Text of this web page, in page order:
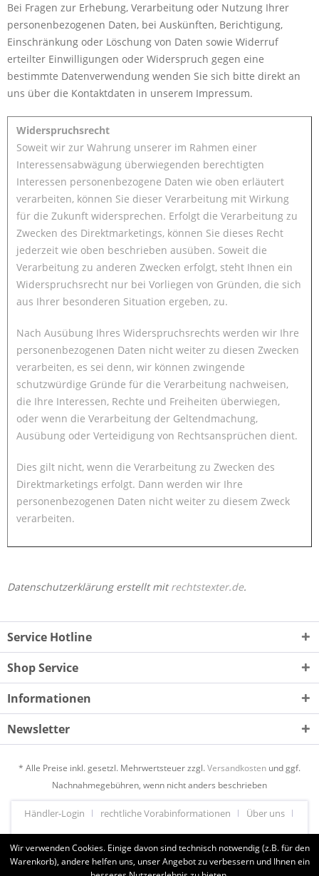
Bei Fragen zur Erhebung, Verarbeitung oder Nutzung Ihrer
personenbezogenen Daten, bei Auskünften, Berichtigung,
Einschränkung oder Löschung von Daten sowie Widerruf
erteilter Einwilligungen oder Widerspruch gegen eine
bestimmte Datenverwendung wenden Sie sich bitte direkt an
uns über die Kontaktdaten in unserem Impressum.
Widerspruchsrecht
Soweit wir zur Wahrung unserer im Rahmen einer
Interessensabwägung überwiegenden berechtigten
Interessen personenbezogene Daten wie oben erläutert
verarbeiten, können Sie dieser Verarbeitung mit Wirkung
für die Zukunft widersprechen. Erfolgt die Verarbeitung zu
Zwecken des Direktmarketings, können Sie dieses Recht
jederzeit wie oben beschrieben ausüben. Soweit die
Verarbeitung zu anderen Zwecken erfolgt, steht Ihnen ein
Widerspruchsrecht nur bei Vorliegen von Gründen, die sich
aus Ihrer besonderen Situation ergeben, zu.
Nach Ausübung Ihres Widerspruchsrechts werden wir Ihre
personenbezogenen Daten nicht weiter zu diesen Zwecken
verarbeiten, es sei denn, wir können zwingende
schutzwürdige Gründe für die Verarbeitung nachweisen,
die Ihre Interessen, Rechte und Freiheiten überwiegen,
oder wenn die Verarbeitung der Geltendmachung,
Ausübung oder Verteidigung von Rechtsansprüchen dient.
Dies gilt nicht, wenn die Verarbeitung zu Zwecken des
Direktmarketings erfolgt. Dann werden wir Ihre
personenbezogenen Daten nicht weiter zu diesem Zweck
verarbeiten.
Datenschutzerklärung erstellt mitrechtstexter.de.
Service Hotline
Shop Service
Informationen
Newsletter
* Alle Preise inkl. gesetzl. Mehrwertsteuer zzgl.Versandkosten und ggf.
Nachnahmegebühren, wenn nicht anders beschrieben
Händler-Login rechtliche Vorabinformationen
Über uns
Hilfe / Support
Kontakt
Versand und Zahlungsbedingungen
Widerrufsrecht
Datenschutz AGB Impressum
Wir verwenden Cookies. Einige davon sind technisch notwendig (z.B. für den
Warenkorb), andere helfen uns, unser Angebot zu verbessern und Ihnen ein